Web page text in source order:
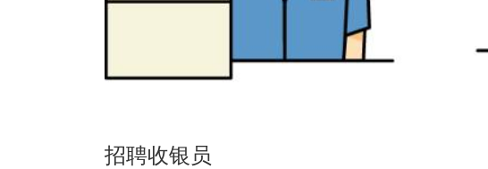
招聘收银员